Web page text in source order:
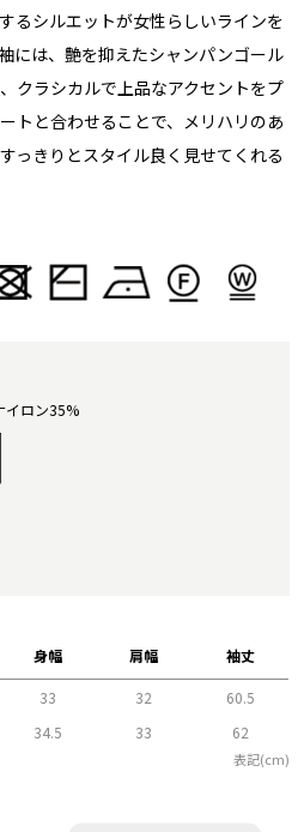
るシルエットが女性らしいラインを
には、艶を抑えたシャンパンゴール
クラシカルで上品なアクセントをプ
トと合わせることで、メリハリのあ
っきりとスタイル良く見せてくれる
イロン35%
身幅 肩幅 袖丈
33 32
60.5
34.5 33 62
表記(cm)